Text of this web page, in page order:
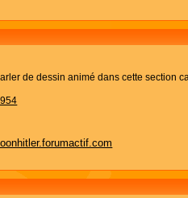
de dessin animé dans cette section